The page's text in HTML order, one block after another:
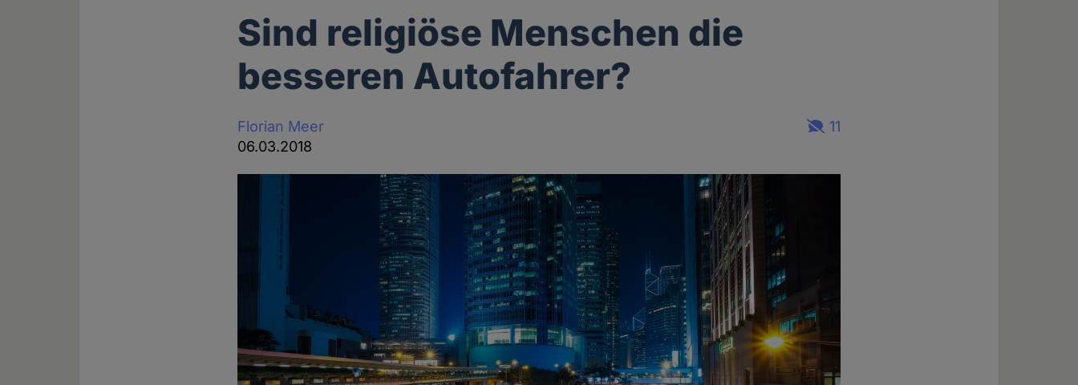
Sind religiöse Menschen die
besseren Autofahrer?
Florian Meer
06.03.2018
11